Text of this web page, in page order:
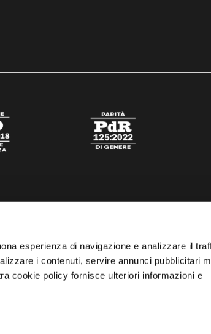
esperienza di navigazione e analizzare il
i contenuti, servire annunci pubblicitari
cookie policy fornisce ulteriori informazioni e